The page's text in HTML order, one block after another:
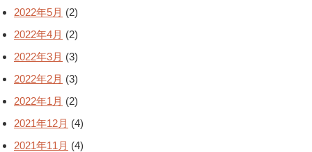
2022年5月 (2)
2022年4月 (2)
2022年3月 (3)
2022年2月 (3)
2022年1月 (2)
2021年12月 (4)
2021年11月 (4)